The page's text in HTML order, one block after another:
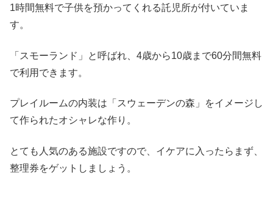
1時間無料で子供を預かってくれる託児所が付いていま
す。
「スモーランド」と呼ばれ、4歳から10歳まで60分間無料
で利用できます。
プレイルームの内装は「スウェーデンの森」をイメージし
て作られたオシャレな作り。
とても人気のある施設ですので、イケアに入ったらまず、
整理券をゲットしましょう。